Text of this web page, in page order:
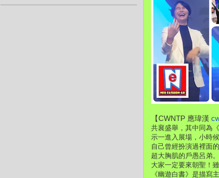
【CWNTP 應瑋漢
共襄盛舉，其中同為
示一進入展場，小時
自己曾經扮演過裡面
超大胸肌的戶愚呂弟
大家一定要來朝聖！
《幽遊白書》是描寫